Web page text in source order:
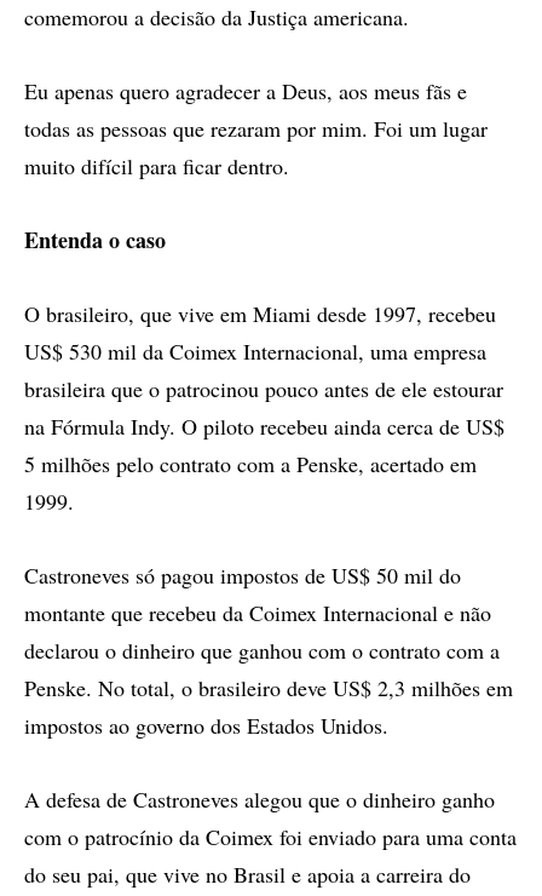
comemorou a decisão da Justiça americana.
Eu apenas quero agradecer a Deus, aos meus fãs e
todas as pessoas que rezaram por mim. Foi um lugar
muito difícil para ficar dentro.
Entenda o caso
O brasileiro, que vive em Miami desde 1997, recebeu
US$ 530 mil da Coimex Internacional, uma empresa
brasileira que o patrocinou pouco antes de ele estourar
na Fórmula Indy. O piloto recebeu ainda cerca de US$
5 milhões pelo contrato com a Penske, acertado em
1999.
Castroneves só pagou impostos de US$ 50 mil do
montante que recebeu da Coimex Internacional e não
declarou o dinheiro que ganhou com o contrato com a
Penske. No total, o brasileiro deve US$ 2,3 milhões em
impostos ao governo dos Estados Unidos.
A defesa de Castroneves alegou que o dinheiro ganho
com o patrocínio da Coimex foi enviado para uma conta
do seu pai, que vive no Brasil e apoia a carreira do